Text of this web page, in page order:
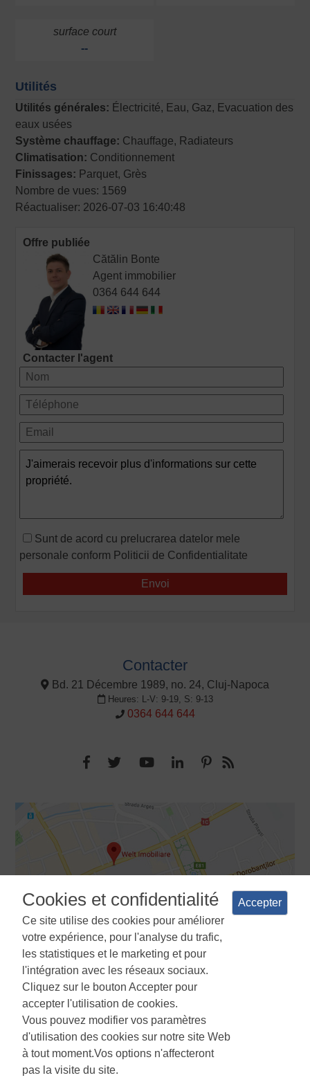
surface court
--
Utilités
Utilités générales: Électricité, Eau, Gaz, Evacuation des
eaux usées
Système chauffage: Chauffage, Radiateurs
Climatisation: Conditionnement
Finissages: Parquet, Grès
Nombre de vues: 1569
Réactualiser: 2026-07-03 16:40:48
Offre publiée
Cătălin Bonte
Agent immobilier
0364 644 644
Contacter l'agent
Sunt de acord cu prelucrarea datelor mele
personale conform Politicii de Confidentialitate
Contacter
Bd. 21 Décembre 1989, no. 24, Cluj-Napoca
Heures: L-V: 9-19, S: 9-13
0364 644 644
Termes et conditions Politique de confidentialité
d'utilisation des cookies
Gestionnaire de cookies
Cookies et confidentialité
Ce site utilise des cookies pour améliorer
votre expérience, pour l'analyse du trafic,
les statistiques et le marketing et pour
l'intégration avec les réseaux sociaux.
Cliquez sur le bouton Accepter pour
accepter l'utilisation de cookies.
Vous pouvez modifier vos paramètres
d'utilisation des cookies sur notre site Web
à tout moment.Vos options n'affecteront
pas la visite du site.
Accepter